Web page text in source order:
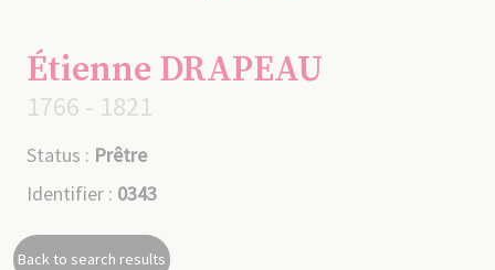
Étienne DRAPEAU
1766 - 1821
Status : Prêtre
Identifier : 0343
Back to search results